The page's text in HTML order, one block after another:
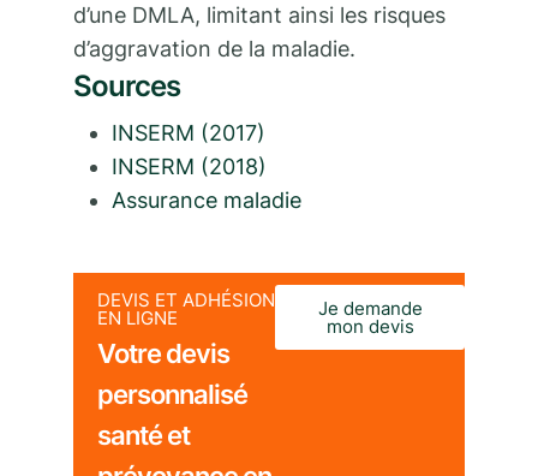
d’une DMLA, limitant ainsi les risques
d’aggravation de la maladie.
Sources
INSERM (2017)
INSERM (2018)
Assurance maladie
DEVIS ET ADHÉSION
EN LIGNE
Votre devis
personnalisé
santé et
Je demande
mon devis